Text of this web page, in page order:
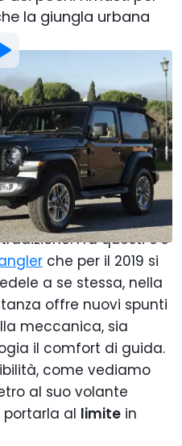
la giungla urbana
Aggiungi Motor1.com alle
fonti preferite su Google
? Ce lo siamo chiesto
di modelli
Fra questi c'è
che per il 2019 si
a se stessa, nella
offre nuovi spunti
meccanica, sia
il comfort di guida.
come vediamo
al suo volante
al limite in